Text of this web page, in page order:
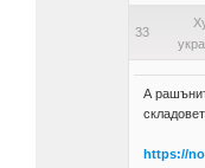
33
А
https://